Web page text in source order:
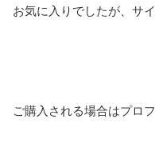
お気に入りでしたが、サ
ご購入される場合はプロ